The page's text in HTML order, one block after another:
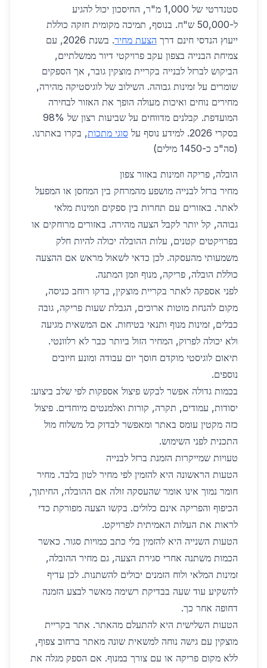
סטנדרטי של 1,000 מ"ר, החיסכון יכול להגיע
ל-50,000 ש"ח. בנוסף, תמיכה מקומית חזקה כוללת
ייעוץ הנדסי חינם דרך הצעת מחיר
. בשנת 2026, עם
צמיחת הבנייה בצפון עקב פרויקטי דיור ממשלתיים,
הביקוש לברזל לבנייה בקריית מוצקין גובר, אך הספקים
שומרים על זמינות גבוהה. השילוב של לוגיסטיקה מהירה,
מחירים נוחים ואיכות מעולה הופך את האזור לבחירה
המועדפת. קבלנים מדווחים על שביעות רצון של 98%
בסקרי 2026. למידע נוסף על
סוגי מתכות, בקרו באתרנו.
(סה"כ כ-1450 מילים)
הובלה, פריקה וזמינות באזור צפון
מחיר ברזל לבנייה מושפע מהמרחק בין המחסן או המפעל
לאתר. באזורים עם תחרות בין ספקים וזמינות מלאי
גבוהה, קל יותר לקבל הצעה מהירה. באזורים מרוחקים או
בפרויקטים קטנים, עלות ההובלה יכולה להיות חלק
משמעותי מהעסקה. לכן כדאי לשאול מראש אם ההצעה
כוללת הובלה, פריקה, מנוף וזמן המתנה.
לפני אספקה לאתר בקריית מוצקין, בדקו רוחב כניסה,
מקום להנחת מוטות ארוכים, הגבלת שעות פריקה, גובה
כבלים, זמינות מנוף ותנאי בטיחות. אם המשאית מגיעה
ולא יכולה לפרוק, המחיר הזול ביותר כבר לא רלוונטי.
תיאום לוגיסטי מוקדם חוסך יום עבודה ומונע חיובים
נוספים.
בכמות גדולה אפשר לבקש פיצול אספקות לפי שלב ביצוע:
יסודות, עמודים, תקרה, קורות ואלמנטים מיוחדים. פיצול
כזה מקטין עומס באתר ומאפשר לבדוק כל משלוח מול
התכנית לפני השימוש.
טעויות שמייקרות הזמנת ברזל לבנייה
הטעות הראשונה היא להזמין לפי מחיר לטון בלבד. מחיר
חומר נמוך אינו אומר שהעסקה זולה אם ההובלה, החיתוך,
הכיפוף והפריקה אינם כלולים. בקשו הצעה מפורקת כדי
לראות את העלות האמיתית לפרויקט.
הטעות השנייה היא להזמין בלי כתב כמויות סגור. כאשר
הכמות משתנה אחרי סגירת הצעה, גם מחיר ההובלה,
זמינות המלאי ולוח הזמנים יכולים להשתנות. לכן עדיף
להשקיע עוד שעה בבדיקת רשימה מאשר לבצע הזמנה
דחופה אחר כך.
הטעות השלישית היא להתעלם מהאתר. אתר בקריית
מוצקין עם גישה נוחה למשאית שונה מאתר ברחוב צפוף,
ללא מקום פריקה או עם צורך במנוף. אם הספק מגלה את